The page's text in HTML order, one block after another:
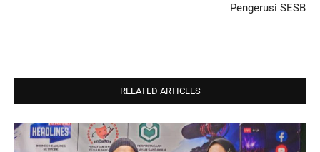
Pengerusi SESB
RELATED ARTICLES